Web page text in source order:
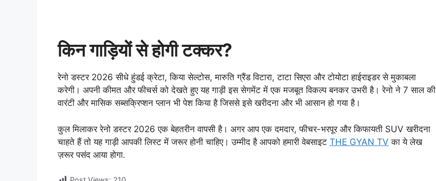
किन गाड़ियों से होगी टक्कर?
रेनो डस्टर 2026 सीधे हुंडई क्रेटा, किया सेल्टोस, मारुति ग्रैंड विटारा, टाटा सिएरा और टोयोटा हाईराइडर से मुकाबला
करेगी। अपनी कीमत और फीचर्स को देखते हुए यह गाड़ी इस सेगमेंट में एक मजबूत विकल्प बनकर उभरी है। रेनो ने 7 साल की
वारंटी और मासिक सब्सक्रिप्शन प्लान भी पेश किया है जिससे इसे खरीदना और भी आसान हो गया है।
कुल मिलाकर रेनो डस्टर 2026 एक बेहतरीन वापसी है। अगर आप एक दमदार, फीचर-भरपूर और किफायती SUV खरीदना
चाहते हैं तो यह गाड़ी आपकी लिस्ट में जरूर होनी चाहिए। उम्मीद है आपको हमारी वेबसाइट THE GYAN TV का ये लेख
ज़रूर पसंद आया होगा.